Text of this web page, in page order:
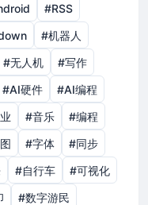
#RSS
#机器人
#无人机
#写作
#AI硬件
#AI编程
#音乐
#编程
#字体
#同步
#自行车
#可视化
#数字游民